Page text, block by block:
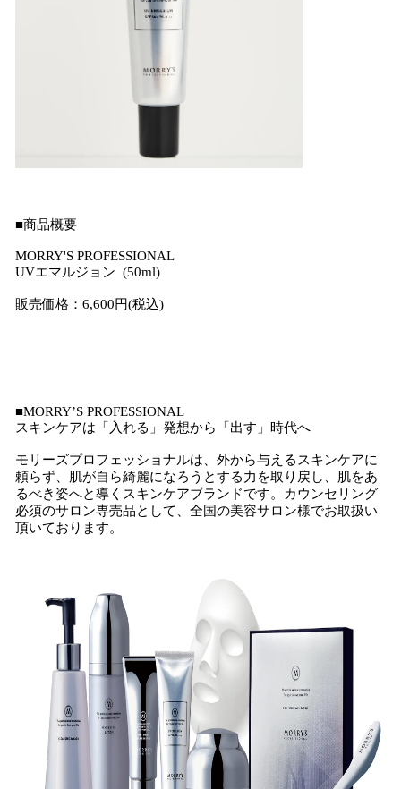
■商品概要
MORRY'S PROFESSIONAL
UVエマルジョン (50ml)
販売価格：6,600円(税込)
■MORRY’S PROFESSIONAL
スキンケアは「入れる」発想から「出す」時代へ
モリーズプロフェッショナルは、外から与えるスキンケアに
頼らず、肌が自ら綺麗になろうとする力を取り戻し、肌をあ
るべき姿へと導くスキンケアブランドです。カウンセリング
必須のサロン専売品として、全国の美容サロン様でお取扱い
頂いております。